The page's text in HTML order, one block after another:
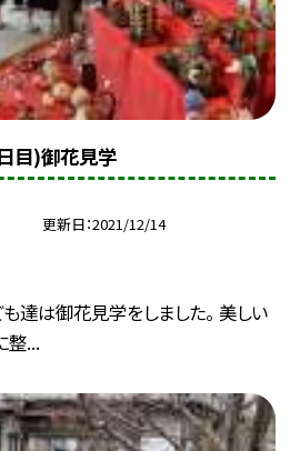
目)御花見学
更新日 2021/12/14
達は御花見学をしました。 美しい
整...